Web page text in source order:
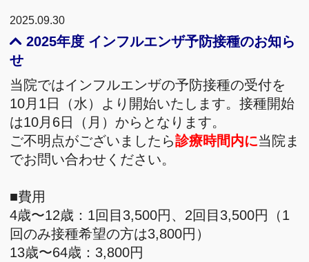
2025.09.30
2025年度 インフルエンザ予防接種のお知ら
せ
当院ではインフルエンザの予防接種の受付を
10月1日（水）より開始いたします。接種開始
は10月6日（月）からとなります。
ご不明点がございましたら診療時間内に当院ま
でお問い合わせください。
■費用
4歳〜12歳：1回目3,500円、2回目3,500円（1
回のみ接種希望の方は3,800円）
13歳〜64歳：3,800円